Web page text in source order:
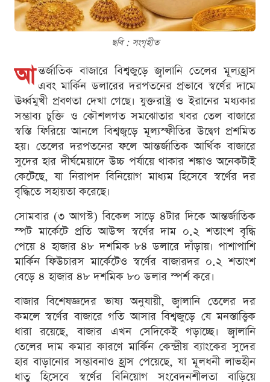
ছবি : সংগৃহীত
আ ন্তর্জাতিক বাজারে বিশ্বজুড়ে জ্বালানি তেলের মূল্যহ্রাস
এবং মার্কিন ডলারের দরপতনের প্রভাবে স্বর্ণের দামে
ঊর্ধ্বমুখী প্রবণতা দেখা গেছে। যুক্তরাষ্ট্র ও ইরানের মধ্যকার
সম্ভাব্য চুক্তি ও কৌশলগত সমঝোতার খবর তেল বাজারে
স্বস্তি ফিরিয়ে আনলে বিশ্বজুড়ে মূল্যস্ফীতির উদ্বেগ প্রশমিত
হয়। তেলের দরপতনের ফলে আন্তর্জাতিক আর্থিক বাজারে
সুদের হার দীর্ঘমেয়াদে উচ্চ পর্যায়ে থাকার শঙ্কাও অনেকটাই
কেটেছে, যা নিরাপদ বিনিয়োগ মাধ্যম হিসেবে স্বর্ণের দর
বৃদ্ধিতে সহায়তা করেছে।
সোমবার (৩ আগস্ট) বিকেল সাড়ে ৪টার দিকে আন্তর্জাতিক
স্পট মার্কেটে প্রতি আউন্স স্বর্ণের দাম ০.২ শতাংশ বৃদ্ধি
পেয়ে ৪ হাজার ৪৮ দশমিক ৮৪ ডলারে দাঁড়ায়। পাশাপাশি
মার্কিন ফিউচারস মার্কেটেও স্বর্ণের বাজারদর ০.২ শতাংশ
বেড়ে ৪ হাজার ৪৮ দশমিক ৮০ ডলার স্পর্শ করে।
বাজার বিশেষজ্ঞদের ভাষ্য অনুযায়ী, জ্বালানি তেলের দর
কমলে স্বর্ণের বাজারে গতি আসার বিশ্বজুড়ে যে মনস্তাত্ত্বিক
ধারা রয়েছে, বাজার এখন সেদিকেই গড়াচ্ছে। জ্বালানি
তেলের দাম কমার কারণে মার্কিন কেন্দ্রীয় ব্যাংকের সুদের
হার বাড়ানোর সম্ভাবনাও হ্রাস পেয়েছে, যা মূলধনী লাভহীন
ধাতু হিসেবে স্বর্ণের বিনিয়োগ সংবেদনশীলতা বাড়িয়ে